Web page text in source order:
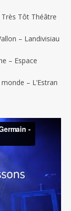
Tôt Théâtre
– Landivisiau
– Espace
– L’Estran